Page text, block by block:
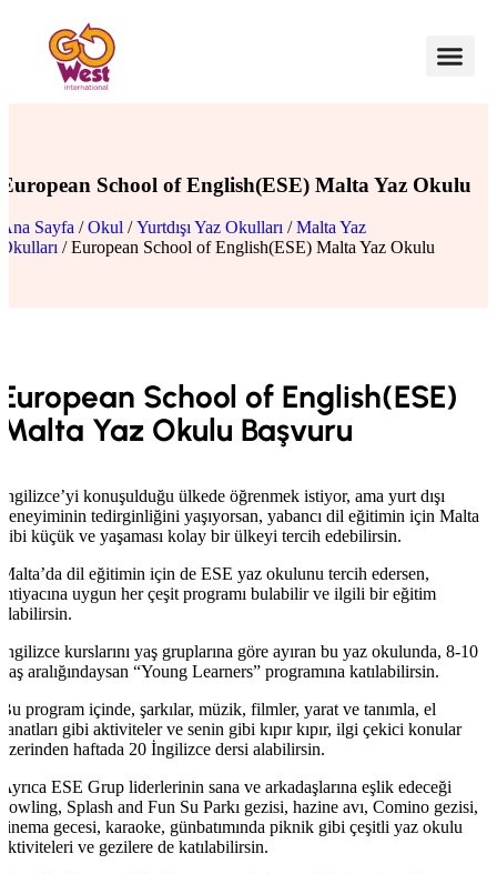
European School of English(ESE) Malta Yaz Okulu
Ana Sayfa /Okul /Yurtdışı Yaz Okulları /Malta Yaz
Okulları / European School of English(ESE) Malta Yaz Okulu
European School of English(ESE)
Malta Yaz Okulu Başvuru
İngilizce’yi konuşulduğu ülkede öğrenmek istiyor, ama yurt dışı
deneyiminin tedirginliğini yaşıyorsan, yabancı dil eğitimin için Malta
gibi küçük ve yaşaması kolay bir ülkeyi tercih edebilirsin.
Malta’da dil eğitimin için de ESE yaz okulunu tercih edersen,
ihtiyacına uygun her çeşit programı bulabilir ve ilgili bir eğitim
alabilirsin.
İngilizce kurslarını yaş gruplarına göre ayıran bu yaz okulunda, 8-10
yaş aralığındaysan “Young Learners” programına katılabilirsin.
Bu program içinde, şarkılar, müzik, filmler, yarat ve tanımla, el
sanatları gibi aktiviteler ve senin gibi kıpır kıpır, ilgi çekici konular
üzerinden haftada 20 İngilizce dersi alabilirsin.
Ayrıca ESE Grup liderlerinin sana ve arkadaşlarına eşlik edeceği
bowling, Splash and Fun Su Parkı gezisi, hazine avı, Comino gezisi,
sinema gecesi, karaoke, günbatımında piknik gibi çeşitli yaz okulu
aktiviteleri ve gezilere de katılabilirsin.